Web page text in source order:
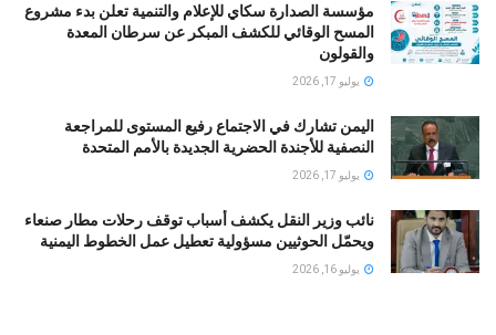
مؤسسة الصدارة سكاي للإعلام والتنمية تعلن بدء مشروع
المسح الوقائي للكشف المبكر عن سرطان المعدة
والقولون
يوليو 17, 2026
اليمن تشارك في الاجتماع رفيع المستوى للمراجعة
النصفية للأجندة الحضرية الجديدة بالأمم المتحدة
يوليو 17, 2026
نائب وزير النقل يكشف أسباب توقف رحلات مطار صنعاء
ويحمّل الحوثيين مسؤولية تعطيل عمل الخطوط اليمنية
يوليو 16, 2026